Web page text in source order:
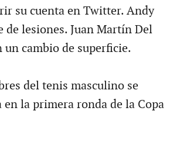
su cuenta en Twitter. Andy
lesiones. Juan Martín Del
cambio de superficie.
del tenis masculino se
la primera ronda de la Copa